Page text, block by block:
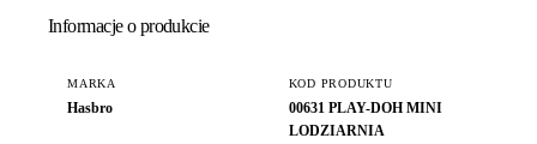
Informacje o produkcie
MARKA
Hasbro
KOD PRODUKTU
00631 PLAY-DOH MINI
LODZIARNIA